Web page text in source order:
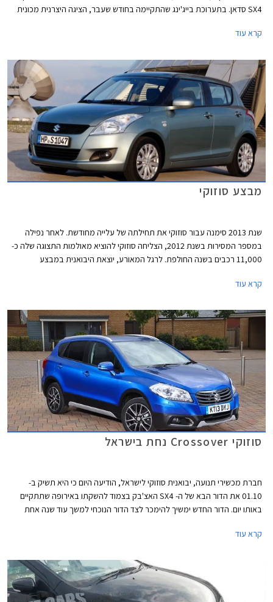
SX4 סדאן. בתערוכת בייג'ינג שהתקיימה בחודש שעבר, הציגה היצרנית מכונית
לגרסת הייצור הסופית. כעת, מספר חודשים לפני החשיפה הרשמית, צולמה
קרא עוד
מבצע סוזוקי
שנת 2013 סימנה עבור סוזוקי את תחילתה של עלייה מחודשת. לאחר נפילה
במספר המסירות בשנת 2012, הצליחה סוזוקי להוציא מאולמות התצוגה שלה כ-
11,000 רכבים בשנה החולפת. לרגל המאורע, יוצאת היבואנית במבצע
21.02.2014 או עד גמר המלאי.
קרא עוד
סוזוקי Crossover נחת בישראל
חברת מכשירי תנועה, יבואנית סוזוקי לישראל, הודיעה היום כי היא תשיק ב-
01.10 את הדור הבא של ה- SX4 האצ'בק בצמוד להשקתו באירופה שתתקיים
באותו יום. הדור החדש ימשיך להימכר לצד הדור הנוכחי למשך עוד שנה אחת
קרא עוד